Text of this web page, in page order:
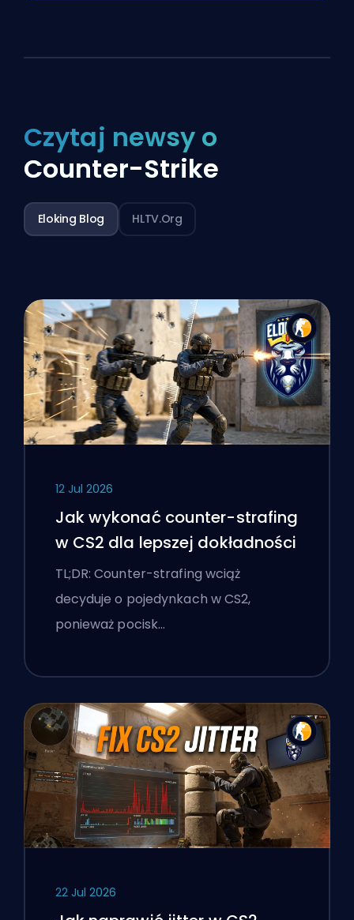
Czytaj newsy o
Counter-Strike
Eloking Blog HLTV.org
12 Jul 2026
Jak wykonać counter-strafing
w CS2 dla lepszej dokładności
TL;DR: Counter-strafing wciąż
decyduje o pojedynkach w CS2,
ponieważ pocisk…
22 Jul 2026